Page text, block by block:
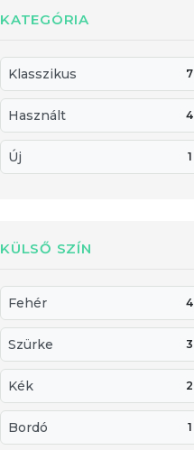
KATEGÓRIA
Klasszikus 7
Használt 4
Új 1
KÜLSŐ SZÍN
Fehér 4
Szürke 3
Kék 2
Bordó 1